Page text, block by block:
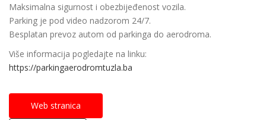
Maksimalna sigurnost i obezbijeđenost vozila.
Parking je pod video nadzorom 24/7.
Besplatan prevoz autom od parkinga do aerodroma.
Više informacija pogledajte na linku:
https://parkingaerodromtuzla.ba
Web stranica